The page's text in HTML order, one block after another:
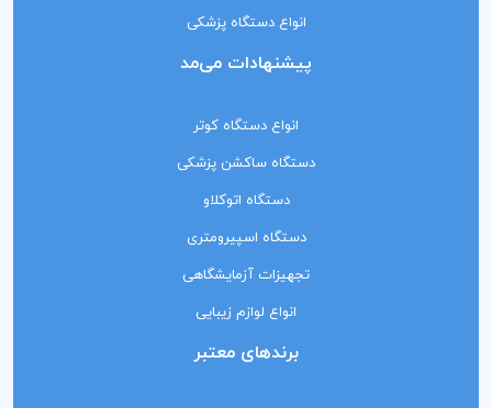
انواع دستگاه پزشکی
پیشنهادات می‌مد
انواع دستگاه کوتر
دستگاه ساکشن پزشکی
دستگاه اتوکلاو
دستگاه اسپیرومتری
تجهیزات آزمایشگاهی
انواع لوازم زیبایی
برندهای معتبر